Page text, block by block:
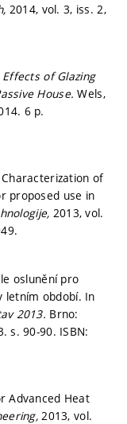
2014, vol. 3, iss. 2,
Effects of Glazing
House.Wels,
6 p.
Characterization of
proposed use in
2013, vol.
oslunění pro
letním období. In
2013. Brno:
s. 90-90. ISBN:
Advanced Heat
2013, vol.